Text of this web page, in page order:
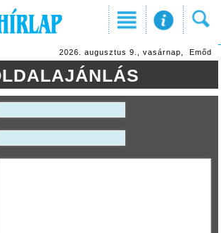
2026. augusztus 9., vasárnap, Emőd